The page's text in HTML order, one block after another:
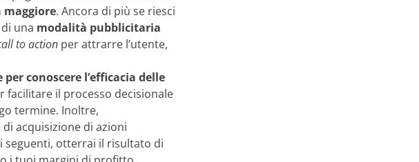
maggiore. Ancora di più se riesci
una modalità pubblicitaria
to action per attrarre l’utente,
conoscere l’efficacia delle
facilitare il processo decisionale
termine. Inoltre,
acquisizione di azioni
seguenti, otterrai il risultato di